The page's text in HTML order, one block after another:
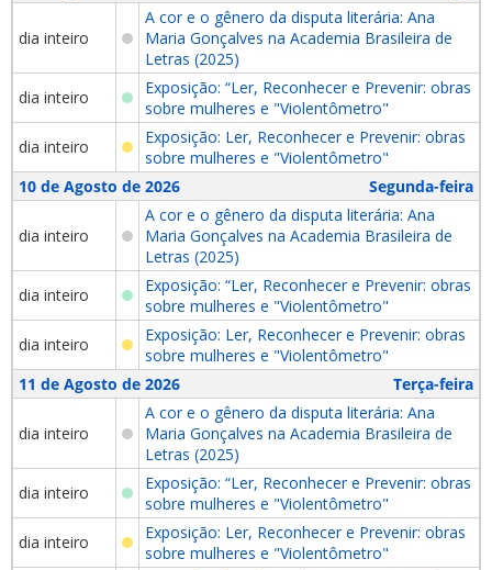
dia inteiro
A cor e o gênero da disputa literária: Ana
Maria Gonçalves na Academia Brasileira de
Letras (2025)
dia inteiro
Exposição: “Ler, Reconhecer e Prevenir: obras
sobre mulheres e "Violentômetro"
dia inteiro
Exposição: Ler, Reconhecer e Prevenir: obras
sobre mulheres e "Violentômetro"
10 de Agosto de 2026
Segunda-feira
dia inteiro
A cor e o gênero da disputa literária: Ana
Maria Gonçalves na Academia Brasileira de
Letras (2025)
dia inteiro
Exposição: “Ler, Reconhecer e Prevenir: obras
sobre mulheres e "Violentômetro"
dia inteiro
Exposição: Ler, Reconhecer e Prevenir: obras
sobre mulheres e "Violentômetro"
11 de Agosto de 2026
Terça-feira
dia inteiro
A cor e o gênero da disputa literária: Ana
Maria Gonçalves na Academia Brasileira de
Letras (2025)
dia inteiro
Exposição: “Ler, Reconhecer e Prevenir: obras
sobre mulheres e "Violentômetro"
dia inteiro
Exposição: Ler, Reconhecer e Prevenir: obras
sobre mulheres e "Violentômetro"